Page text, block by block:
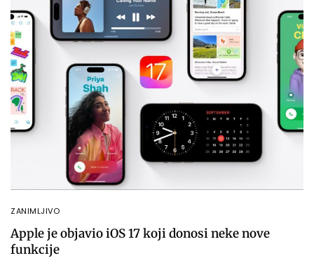
ZANIMLJIVO
Apple je objavio iOS 17 koji donosi neke nove
funkcije